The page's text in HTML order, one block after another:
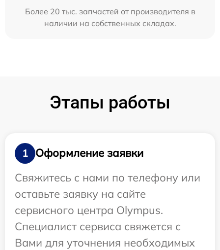
Более 20 тыс. запчастей от производителя в
наличии на собственных складах.
Этапы работы
1
Оформление заявки
Свяжитесь с нами по телефону или
оставьте заявку на сайте
сервисного центра Olympus.
Специалист сервиса свяжется с
Вами для уточнения необходимых